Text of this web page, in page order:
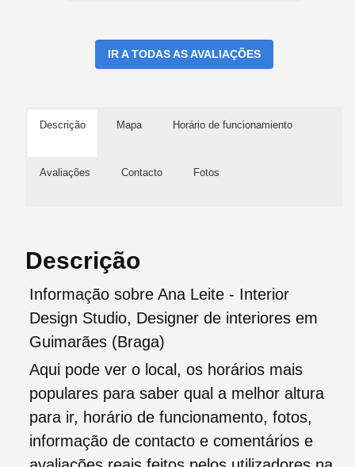
IR A TODAS AS AVALIAÇÕES
Descrição Mapa Horário de funcionamiento
Avaliações Contacto Fotos
Descrição
Informação sobre Ana Leite - Interior
Design Studio, Designer de interiores em
Guimarães (Braga)
Aqui pode ver o local, os horários mais
populares para saber qual a melhor altura
para ir, horário de funcionamento, fotos,
informação de contacto e comentários e